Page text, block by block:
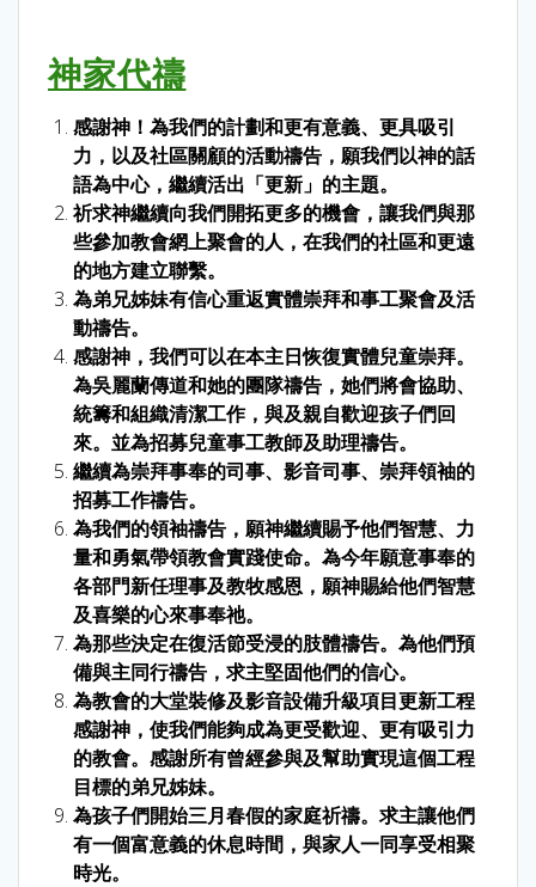
神家代禱
感謝神！為我們的計劃和更有意義、更具吸引
力，以及社區關顧的活動禱告，願我們以神的話
語為中心，繼續活出「更新」的主題。
祈求神繼續向我們開拓更多的機會，讓我們與那
些參加教會網上聚會的人，在我們的社區和更遠
的地方建立聯繫。
為弟兄姊妹有信心重返實體崇拜和事工聚會及活
動禱告。
感謝神，我們可以在本主日恢復實體兒童崇拜。
為吳麗蘭傳道和她的團隊禱告，她們將會協助、
統籌和組織清潔工作，與及親自歡迎孩子們回
來。並為招募兒童事工教師及助理禱告。
繼續為崇拜事奉的司事、影音司事、崇拜領袖的
招募工作禱告。
為我們的領袖禱告，願神繼續賜予他們智慧、力
量和勇氣帶領教會實踐使命。為今年願意事奉的
各部門新任理事及教牧感恩，願神賜給他們智慧
及喜樂的心來事奉祂。
為那些決定在復活節受浸的肢體禱告。為他們預
備與主同行禱告，求主堅固他們的信心。
為教會的大堂裝修及影音設備升級項目更新工程
感謝神，使我們能夠成為更受歡迎、更有吸引力
的教會。感謝所有曾經參與及幫助實現這個工程
目標的弟兄姊妹。
為孩子們開始三月春假的家庭祈禱。求主讓他們
有一個富意義的休息時間，與家人一同享受相聚
時光。